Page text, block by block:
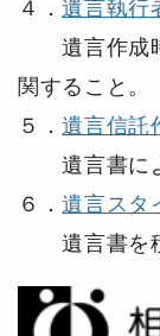
４．遺言執行
遺言作成時
関すること。
５．遺言信託
遺言書によ
６．遺言スタ
遺言書を積